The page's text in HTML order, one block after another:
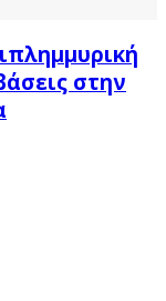
στην